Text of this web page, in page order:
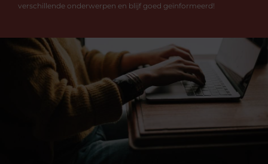
verschillende onderwerpen en blijf goed geïnformeerd!